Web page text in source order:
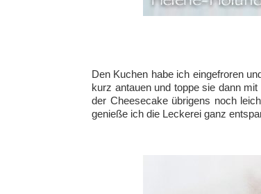
Den Kuchen habe ich eingefroren
kurz antauen und toppe sie dann
der Cheesecake übrigens noch
genieße ich die Leckerei ganz